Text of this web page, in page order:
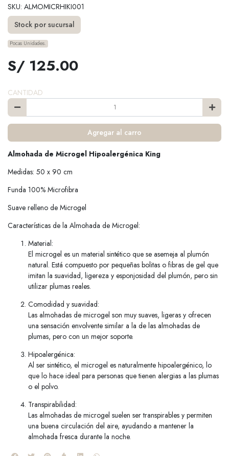
SKU: ALMOMICRHIKI001
Stock por sucursal
Pocas Unidades.
S/ 125.00
CANTIDAD
Agregar al carro
Almohada de Microgel Hipoalergénica King
Medidas: 50 x 90 cm
Funda 100% Microfibra
Suave relleno de Microgel
Características de la Almohada de Microgel:
Material:
El microgel es un material sintético que se asemeja al plumón
natural. Está compuesto por pequeñas bolitas o fibras de gel que
imitan la suavidad, ligereza y esponjosidad del plumón, pero sin
utilizar plumas reales.
Comodidad y suavidad:
Las almohadas de microgel son muy suaves, ligeras y ofrecen
una sensación envolvente similar a la de las almohadas de
plumas, pero con un mejor soporte.
Hipoalergénica:
Al ser sintético, el microgel es naturalmente hipoalergénico, lo
que lo hace ideal para personas que tienen alergias a las plumas
o el polvo.
Transpirabilidad:
Las almohadas de microgel suelen ser transpirables y permiten
una buena circulación del aire, ayudando a mantener la
almohada fresca durante la noche.